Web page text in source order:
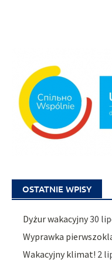
OSTATNIE WPISY
Dyżur wakacyjny30
Wyprawka
Wakacyjny klimat! 2